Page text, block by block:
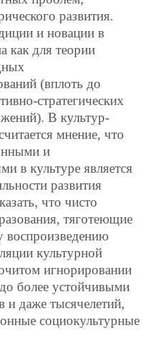
развития.
и новации в
как для теории
(вплоть до
стратегических
В культур-
мнение, что
и
в культуре является
развития
что чисто
тяготеющие
воспроизведению
культурной
игнорировании
более устойчивыми
и даже тысячелетий,
социокультурные